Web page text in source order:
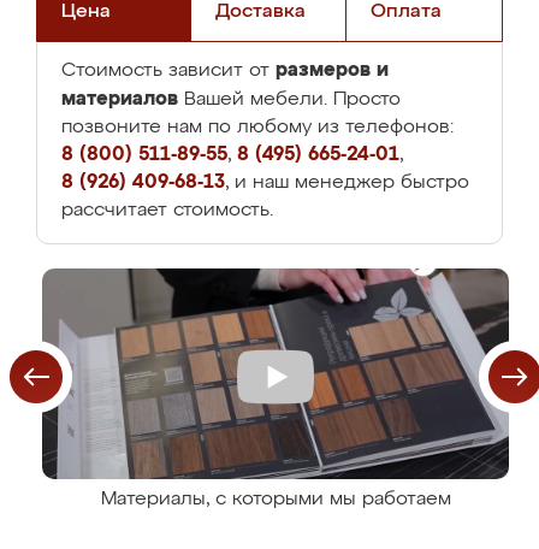
Цена Доставка Оплата
Стоимость зависит от размеров и
материалов Вашей мебели. Просто
позвоните нам по любому из телефонов:
8 (800) 511-89-55, 8 (495) 665-24-01,
8 (926) 409-68-13, и наш менеджер быстро
рассчитает стоимость.
Материалы, с которыми мы работаем